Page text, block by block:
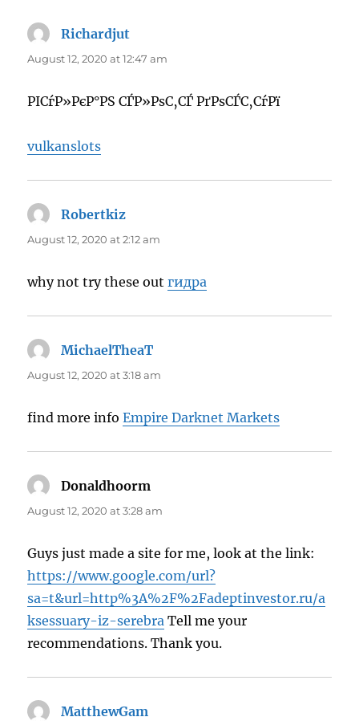
Richardjut
August 12, 2020 at 12:47 am
РІСѓР»РєР°РЅ СЃР»РѕС‚СЃ РґРѕСЃС‚СѓРї
vulkanslots
Robertkiz
August 12, 2020 at 2:12 am
why not try these outгидра
MichaelTheaT
August 12, 2020 at 3:18 am
find more infoEmpire Darknet Markets
Donaldhoorm
August 12, 2020 at 3:28 am
Guys just made a site for me, look at the link:
https://www.google.com/url?
sa=t&url=http%3A%2F%2Fadeptinvestor.ru/a
ksessuary-iz-serebra Tell me your
recommendations. Thank you.
MatthewGam